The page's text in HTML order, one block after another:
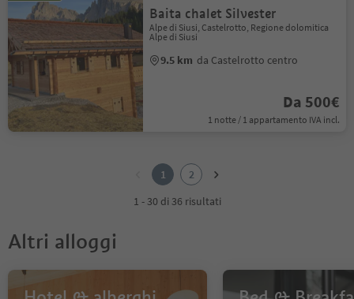
Baita chalet Silvester
Alpe di Siusi, Castelrotto, Regione dolomitica
Alpe di Siusi
9.5 km da Castelrotto centro
Da 500€
1 notte / 1 appartamento IVA incl.
1
2
1 - 30 di 36 risultati
Altri alloggi